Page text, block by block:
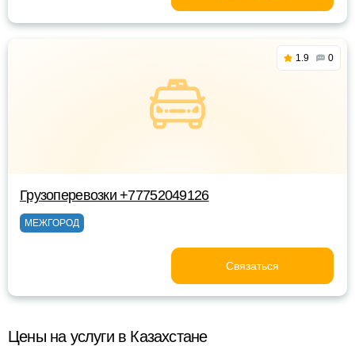
1.9 0
Грузоперевозки +77752049126
МЕЖГОРОД
Связаться
Цены на услуги в Казахстане